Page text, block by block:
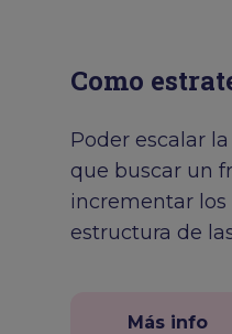
Como
Poder escalar
que buscar un
incrementar los
estructura de
Más info